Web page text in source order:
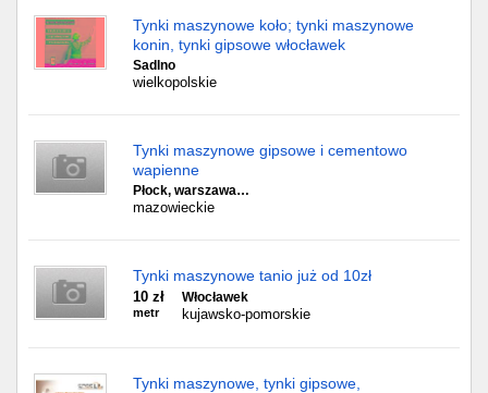
Tynki maszynowe koło; tynki maszynowe
konin, tynki gipsowe włocławek
Sadlno
wielkopolskie
Tynki maszynowe gipsowe i cementowo
wapienne
Płock, warszawa…
mazowieckie
Tynki maszynowe tanio już od 10zł
10 zł
metr
Włocławek
kujawsko-pomorskie
Tynki maszynowe, tynki gipsowe,